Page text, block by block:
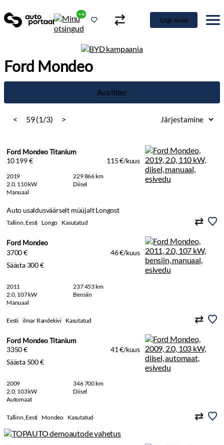
+4
Logi sisse
Ford Mondeo
Ava filter
< 59 (1/3) >
Ford Mondeo Titanium
10 199 €
115 €/kuus
2019
229 866 km
2.0, 110 kW
Diisel
Manuaal
Auto usaldusväärselt müüjalt Longost
Tallinn, Eesti Longo Kasutatud
Ford Mondeo
3700 €
46 €/kuus
Säästa 300 €
2011
237 453 km
2.0, 107 kW
Bensiin
Manuaal
Eesti ilmar Randekivi Kasutatud
Ford Mondeo Titanium
3350 €
41 €/kuus
Säästa 500 €
2009
346 700 km
2.0, 103 kW
Diisel
Automaat
Tallinn, Eesti Mondeo Kasutatud